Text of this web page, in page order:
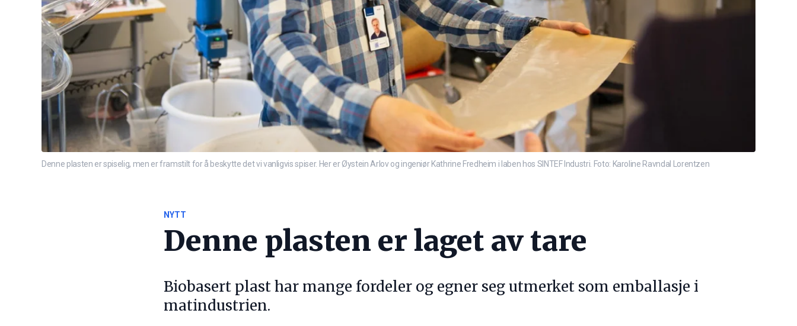
Denne plasten er spiselig, men er framstilt for å beskytte det vi vanligvis spiser. Her er Øystein Arlov og ingeniør Kathrine Fredheim i laben hos SINTEF Industri. Foto: Karoline Ravndal Lorentzen
NYTT
Denne plasten er laget av tare
Biobasert plast har mange fordeler og egner seg utmerket som emballasje i
matindustrien.